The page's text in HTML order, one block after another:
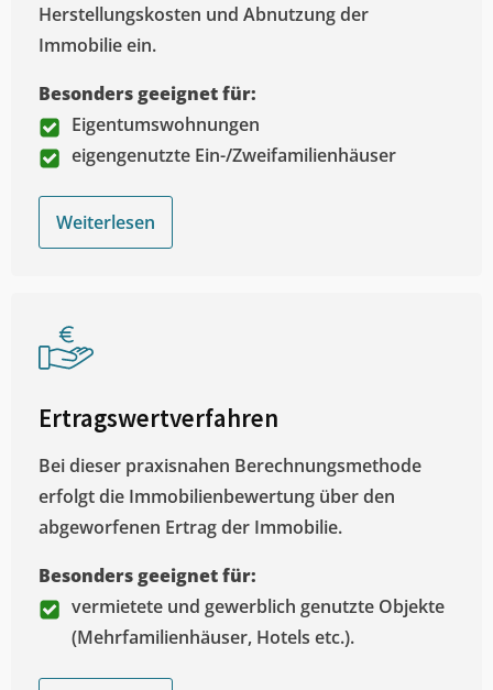
Herstellungskosten und Abnutzung der
Immobilie ein.
Besonders geeignet für:
Eigentumswohnungen
eigengenutzte Ein-/Zweifamilienhäuser
Weiterlesen
Ertragswertverfahren
Bei dieser praxisnahen Berechnungsmethode
erfolgt die Immobilienbewertung über den
abgeworfenen Ertrag der Immobilie.
Besonders geeignet für:
vermietete und gewerblich genutzte Objekte
(Mehrfamilienhäuser, Hotels etc.).